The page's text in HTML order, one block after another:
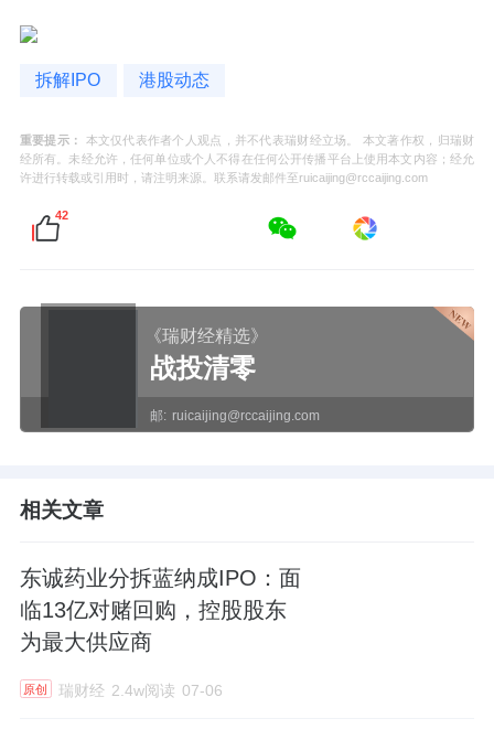
拆解IPO 港股动态
重要提示：
本文仅代表作者个人观点，并不代表瑞财经立场。 本文著作权，归瑞财
经所有。未经允许，任何单位或个人不得在任何公开传播平台上使用本文内容；经允
许进行转载或引用时，请注明来源。联系请发邮件至ruicaijing@rccaijing.com
42
《瑞财经精选》
战投清零
邮: ruicaijing@rccaijing.com
相关文章
东诚药业分拆蓝纳成IPO：面
临13亿对赌回购，控股股东
为最大供应商
原创 瑞财经 2.4w阅读 07-06